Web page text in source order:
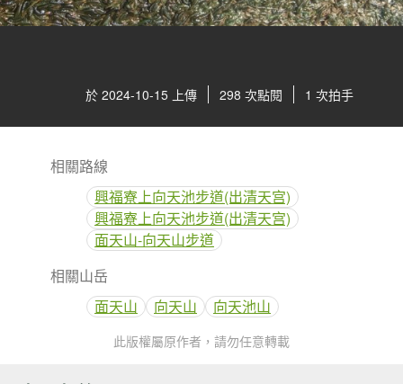
於 2024-10-15 上傳 298 次點閱 1 次拍手
相關路線
興福寮上向天池步道(出清天宫)
興福寮上向天池步道(出清天宫)
面天山-向天山步道
相關山岳
面天山
向天山 向天池山
此版權屬原作者，請勿任意轉載